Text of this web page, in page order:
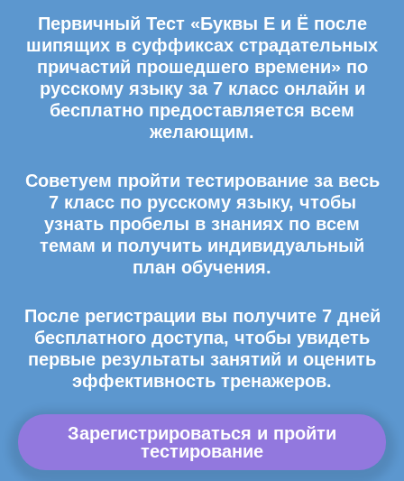
Первичный Тест «Буквы Е и Ё после
шипящих в суффиксах страдательных
причастий прошедшего времени» по
русскому языку за 7 класс онлайн и
бесплатно предоставляется всем
желающим.
Советуем пройти тестирование за весь
7 класс по русскому языку, чтобы
узнать пробелы в знаниях по всем
темам и получить индивидуальный
план обучения.
После регистрации вы получите 7 дней
бесплатного доступа, чтобы увидеть
первые результаты занятий и оценить
эффективность тренажеров.
Зарегистрироваться и пройти
тестирование